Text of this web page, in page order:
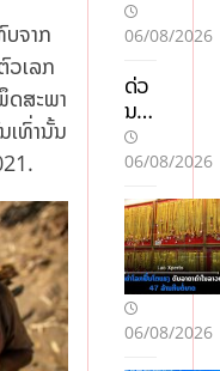
ຈາກ
ວເລກ
ດສະພາ
ເທົ່ານັ້ນ
06/08/2026
ດ່ວ
ນ!
ແຈ້ງ
ເຕືອ
ໄພ
ນໍ້າ
ຖ້ວ
ມ 3
ສາຍ
ນໍ້າ
06/08/2026
06/08/2026